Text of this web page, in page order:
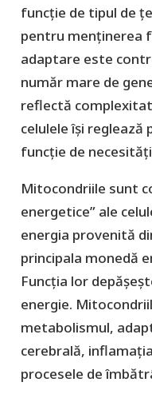
funcție de tipul de
pentru menținerea
adaptare este
număr mare de
reflectă
celulele își reglează
funcție de
Mitocondriile sunt
energetice” ale
energia provenită
principala monedă
Funcția lor
energie.
metabolismul,
cerebrală,
procesele de